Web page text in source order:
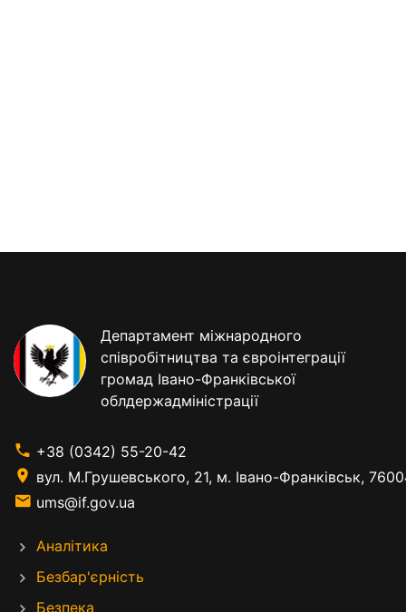
Департамент міжнародного
співробітництва та євроінтеграції
громад Івано-Франківської
облдержадміністрації
+38 (0342) 55-20-42
вул. М.Грушевського, 21, м. Івано-Франківськ,
ums@if.gov.ua
Аналітика
Безбар'єрність
Безпека